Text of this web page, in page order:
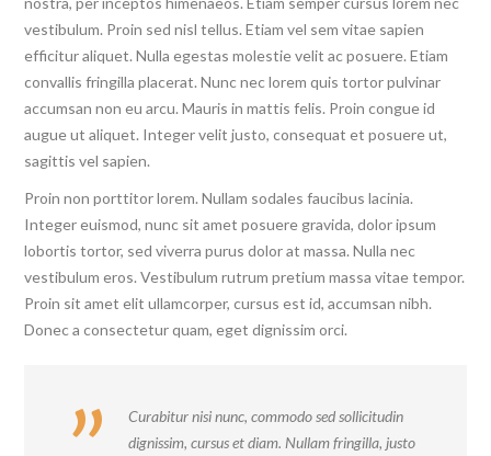
vestibulum. Proin sed nisl tellus. Etiam vel sem vitae sapien
efficitur aliquet. Nulla egestas molestie velit ac posuere. Etiam
convallis fringilla placerat. Nunc nec lorem quis tortor pulvinar
accumsan non eu arcu. Mauris in mattis felis. Proin congue id
augue ut aliquet. Integer velit justo, consequat et posuere ut,
sagittis vel sapien.
Proin non porttitor lorem. Nullam sodales faucibus lacinia.
Integer euismod, nunc sit amet posuere gravida, dolor ipsum
lobortis tortor, sed viverra purus dolor at massa. Nulla nec
vestibulum eros. Vestibulum rutrum pretium massa vitae tempor.
Proin sit amet elit ullamcorper, cursus est id, accumsan nibh.
Donec a consectetur quam, eget dignissim orci.
Curabitur nisi nunc, commodo sed sollicitudin
dignissim, cursus et diam. Nullam fringilla, justo